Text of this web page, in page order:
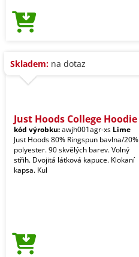
Skladem: na dotaz
Just Hoods College Hoodie
kód výrobku:awjh001agr-xs Lime
Just Hoods 80% Ringspun bavlna/20%
polyester. 90 skvělých barev. Volný
střih. Dvojitá látková kapuce. Klokaní
kapsa. Kul